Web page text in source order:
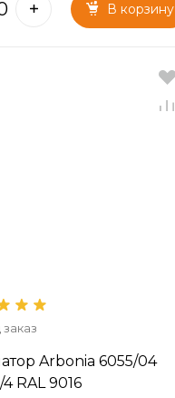
В корзину
Arbonia 6055/04
4 RAL 9016